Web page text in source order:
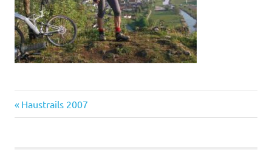
Beitragsnavigation
Vorheriger
Beitrag:
Haustrails 2007